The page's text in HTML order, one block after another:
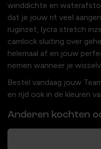
winddichte en
dat je jouw rit veel
ruginzet, lycra stretch
camlock sluiting over
helemaal af en jouw
nemen wanneer je
Bestel vandaag jouw
en rijd ook in de kleuren
Anderen kochten